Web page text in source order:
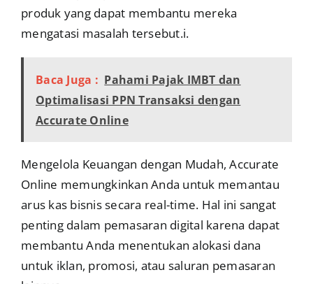
produk yang dapat membantu mereka
mengatasi masalah tersebut.i.
Baca Juga : Pahami Pajak IMBT dan
Optimalisasi PPN Transaksi dengan
Accurate Online
Mengelola Keuangan dengan Mudah, Accurate
Online memungkinkan Anda untuk memantau
arus kas bisnis secara real-time. Hal ini sangat
penting dalam pemasaran digital karena dapat
membantu Anda menentukan alokasi dana
untuk iklan, promosi, atau saluran pemasaran